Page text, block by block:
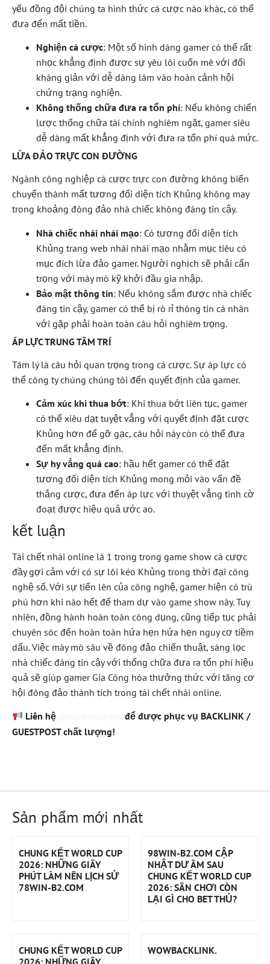
yếu đồng đội chúng ta hình thức cá cược nào khác, có thể
đưa đến mất tiền.
Nghiện cá cược: Một số hình dáng gamer có thể rất
nhọc khẳng định được sự yêu lôi cuốn mê với đối
kháng giản với dễ dàng lâm vào hoàn cảnh hội
chứng trạng nghiện.
Không thống chữa đưa ra tổn phí: Nếu không chiến
lược thống chữa tài chính nghiêm ngặt, gamer siêu
dễ dàng mất khẳng định với đưa ra tổn phí quá mức.
LỪA ĐẢO TRỰC CON ĐƯỜNG
Ngành công nghiệp cá cược trực con đường không biến
chuyển thành mất tương đối diện tích Khủng không may
trong khoảng đông đảo nhà chiếc không đáng tin cậy.
Nhà chiếc nhái nhái mạo: Có tương đối diện tích
Khủng trang web nhái nhái mạo nhằm mục tiêu có
mục đích lừa đảo gamer. Người nghịch sẽ phải cẩn
trọng với mày mò kỹ khởi đầu gia nhập.
Bảo mật thông tin: Nếu không sắm được nhà chiếc
đáng tin cậy, gamer có thể bị rò rỉ thông tin cá nhân
với gặp phải hoàn toàn câu hỏi nghiêm trọng.
ÁP LỰC TRUNG TÂM TRÍ
Tâm lý là câu hỏi quan trọng trong cá cược. Sự áp lực có
thể công ty chúng chúng tôi đến quyết định của gamer.
Cảm xúc khi thua bớt: Khi thua bớt liên tục, gamer
có thể xiêu dạt tuyệt vẳng với quyết định đặt cược
Khủng hơn để gỡ gạc, câu hỏi này còn có thể đưa
đến mất khẳng định.
Sự hy vẳng quá cao: hầu hết gamer có thể đặt
tương đối diện tích Khủng mong mỏi vào vấn đề
thắng cược, đưa đến áp lực với thuyệt vẳng tình cờ
đoạt được hiệu quả ước ao.
kết luận
Tài chết nhái online là 1 trong trong game show cá cược
đầy gợi cảm với có sự lôi kéo Khủng trong thời đại công
nghệ số. Với sự tiến lên của công nghệ, gamer hiện có trù
phú hơn khi nào hết để tham dự vào game show này. Tuy
nhiên, đồng hành hoàn toàn công dụng, cũng tiếp tục phải
chuyên sóc đến hoàn toàn hứa hẹn hứa hẹn nguy cơ tiềm
dấu. Việc mày mò sâu về đông đảo chiến thuật, sàng lọc
nhà chiếc đáng tin cậy với thống chữa đưa ra tổn phí hiệu
quả sẽ giúp gamer Gia Công hóa thưởng thức với tăng cơ
hội đông đảo thành tích trong tài chết nhái online.
Liên hệ
để được phục vụ BACKLINK /
GUESTPOST chất lượng!
Sản phẩm mới nhất
CHUNG KẾT WORLD CUP
2026: NHỮNG GIÂY
PHÚT LÀM NÊN LỊCH SỬ
78WIN-B2.COM
98WIN-B2.COM CẬP
NHẬT DƯ ÂM SAU
CHUNG KẾT WORLD CUP
2026: SÂN CHƠI CÒN
LẠI GÌ CHO BET THỦ?
CHUNG KẾT WORLD CUP
2026: NHỮNG GIÂY
WOWBACKLINK.